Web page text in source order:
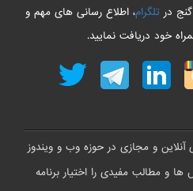
گنج درتلگرام، اطلاع رسانی های مهم و
خود دریافت نمایید.
آنلاین و مجازی در حوزه وب و ویندوز
و مطالب مفیدی را اختیار برنامه